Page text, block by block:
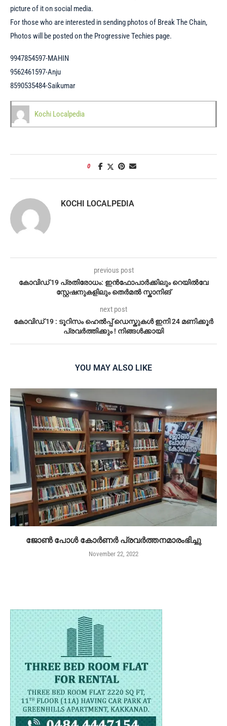
picture of it on social media.
For those who are interested in sending photos of Break The Chain,
Photos will be posted on the Progressive Techies page.
9947854597-MAHIN
9562461597-Anju
8590535484-Saikumar
Kochi Localpedia
0
KOCHI LOCALPEDIA
previous post
കോവിഡ് 19 പ്രതിരോധം: ഇൻഫോപാർക്കിലും റെയില്‍വേ
സ്റ്റേഷനുകളിലും തെർമൽ സ്കാനിങ്
next post
കോവിഡ് 19 : ടൂറിസം ഹെല്‍പ്പ് ഡെസ്കുകള്‍ ഇനി 24 മണിക്കൂര്‍
പ്രവര്‍ത്തിക്കും ! നിങ്ങള്‍ക്കായി
YOU MAY ALSO LIKE
ജോൺ പോൾ കോർണർ പ്രവർത്തനമാരംഭിച്ചു
November 22, 2022